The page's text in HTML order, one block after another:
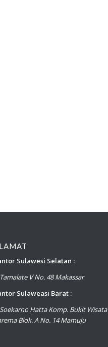
Sulawesi Selatan :
Tamalate V No. 48 Makassar
Sulaweasi Barat :
Soekarno Hatta Komp. Bukit Wisata
Blok. A No. 14 Mamuju